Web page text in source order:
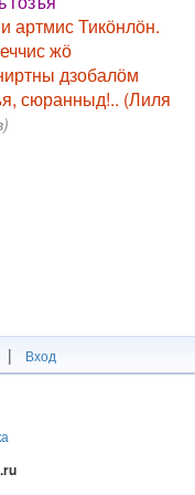
Тикӧнлӧн.
жӧ
дзобалӧм
сюранныд!.. (Лиля
| Вход